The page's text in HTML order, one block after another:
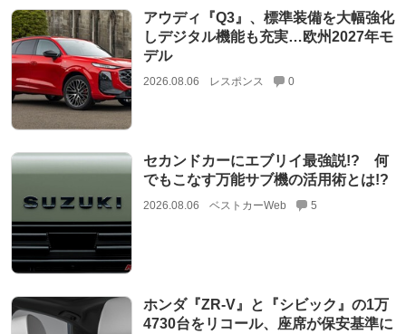
アウディ『Q3』、標準装備を大幅強化
しデジタル機能も充実…欧州2027年モ
デル
2026.08.06 レスポンス 0
セカンドカーにエブリイ最強説!? 何
でもこなす万能サブ機の活用術とは!?
2026.08.06 ベストカーWeb 5
ホンダ『ZR-V』と『シビック』の1万
4730台をリコール、座席が保安基準に